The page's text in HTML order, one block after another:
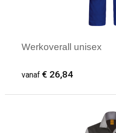
Werkoverall unisex
vanaf € 26,84
Minimale afname: 1